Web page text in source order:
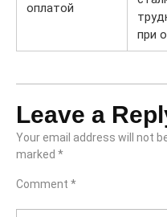
оплатой
при
Leave a
Your email address will not
marked *
Comment *